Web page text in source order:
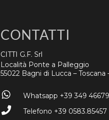
CONTATTI
CITTI G.F. Srl
Località Ponte a Palleggio
55022 Bagni di Lucca – Toscana
Whatsapp +39 349
Telefono +39 0583.85457